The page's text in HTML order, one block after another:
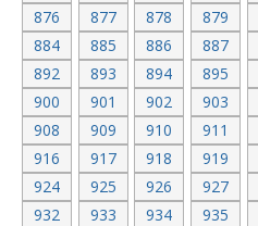
876
877 878 879
884
885 886 887
892
893 894 895
900
901 902 903
908
909 910 911
916
917 918 919
924
925 926 927
932
933 934 935